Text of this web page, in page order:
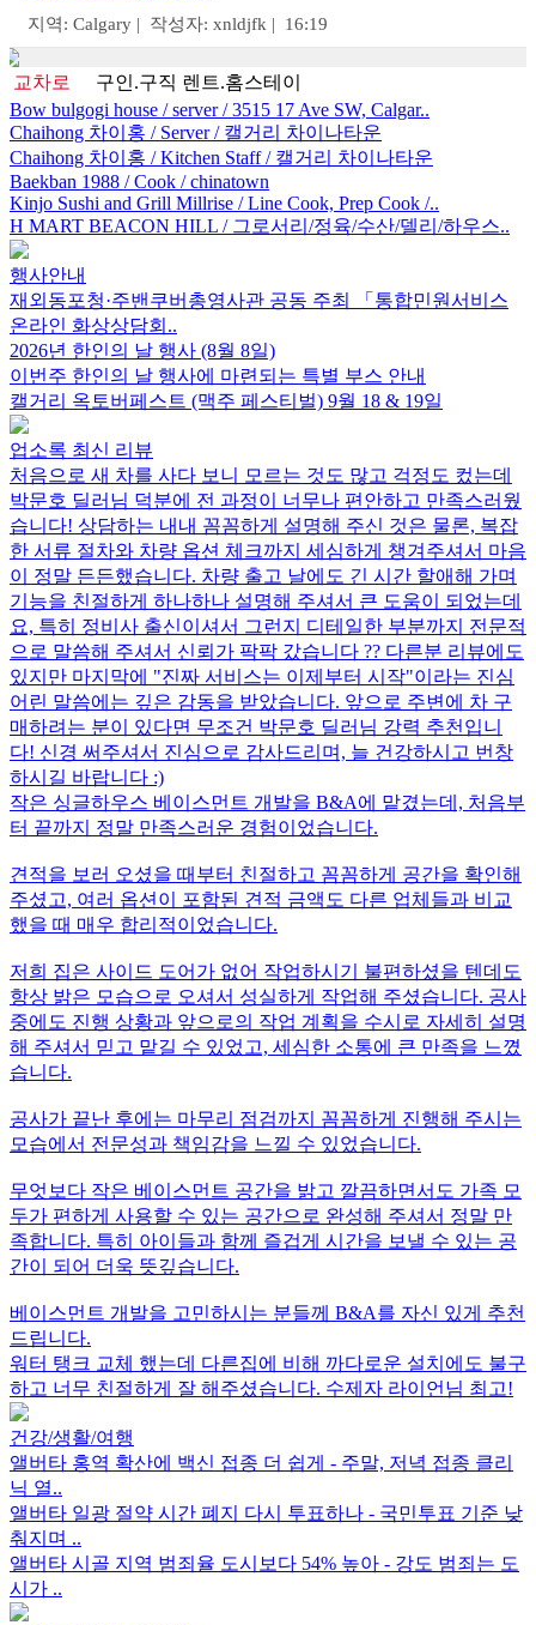
지역: Calgary | 작성자: xnldjfk | 16:19
교차로 구인.구직 렌트.홈스테이
Bow bulgogi house / server / 3515 17 Ave SW, Calgar..
Chaihong 차이홍 / Server / 캘거리 차이나타운
Chaihong 차이홍 / Kitchen Staff / 캘거리 차이나타운
Baekban 1988 / Cook / chinatown
Kinjo Sushi and Grill Millrise / Line Cook, Prep Cook /..
H MART BEACON HILL / 그로서리/정육/수산/델리/하우스..
행사안내
재외동포청·주밴쿠버총영사관 공동 주최 「통합민원서비스
온라인 화상상담회..
2026년 한인의 날 행사 (8월 8일)
이번주 한인의 날 행사에 마련되는 특별 부스 안내
캘거리 옥토버페스트 (맥주 페스티벌) 9월 18 & 19일
업소록 최신 리뷰
처음으로 새 차를 사다 보니 모르는 것도 많고 걱정도 컸는데
박문호 딜러님 덕분에 전 과정이 너무나 편안하고 만족스러웠
습니다! 상담하는 내내 꼼꼼하게 설명해 주신 것은 물론, 복잡
한 서류 절차와 차량 옵션 체크까지 세심하게 챙겨주셔서 마음
이 정말 든든했습니다. 차량 출고 날에도 긴 시간 할애해 가며
기능을 친절하게 하나하나 설명해 주셔서 큰 도움이 되었는데
요, 특히 정비사 출신이셔서 그런지 디테일한 부분까지 전문적
으로 말씀해 주셔서 신뢰가 팍팍 갔습니다 ?? 다른분 리뷰에도
있지만 마지막에 "진짜 서비스는 이제부터 시작"이라는 진심
어린 말씀에는 깊은 감동을 받았습니다. 앞으로 주변에 차 구
매하려는 분이 있다면 무조건 박문호 딜러님 강력 추천입니
다! 신경 써주셔서 진심으로 감사드리며, 늘 건강하시고 번창
하시길 바랍니다 :)
작은 싱글하우스 베이스먼트 개발을 B&A에 맡겼는데, 처음부
터 끝까지 정말 만족스러운 경험이었습니다.
견적을 보러 오셨을 때부터 친절하고 꼼꼼하게 공간을 확인해
주셨고, 여러 옵션이 포함된 견적 금액도 다른 업체들과 비교
했을 때 매우 합리적이었습니다.
저희 집은 사이드 도어가 없어 작업하시기 불편하셨을 텐데도
항상 밝은 모습으로 오셔서 성실하게 작업해 주셨습니다. 공사
중에도 진행 상황과 앞으로의 작업 계획을 수시로 자세히 설명
해 주셔서 믿고 맡길 수 있었고, 세심한 소통에 큰 만족을 느꼈
습니다.
공사가 끝난 후에는 마무리 점검까지 꼼꼼하게 진행해 주시는
모습에서 전문성과 책임감을 느낄 수 있었습니다.
무엇보다 작은 베이스먼트 공간을 밝고 깔끔하면서도 가족 모
두가 편하게 사용할 수 있는 공간으로 완성해 주셔서 정말 만
족합니다. 특히 아이들과 함께 즐겁게 시간을 보낼 수 있는 공
간이 되어 더욱 뜻깊습니다.
베이스먼트 개발을 고민하시는 분들께 B&A를 자신 있게 추천
드립니다.
워터 탱크 교체 했는데 다른집에 비해 까다로운 설치에도 불구
하고 너무 친절하게 잘 해주셨습니다. 수제자 라이언님 최고!
건강/생활/여행
앨버타 홍역 확산에 백신 접종 더 쉽게 - 주말, 저녁 접종 클리
닉 열..
앨버타 일광 절약 시간 폐지 다시 투표하나 - 국민투표 기준 낮
춰지며 ..
앨버타 시골 지역 범죄율 도시보다 54% 높아 - 강도 범죄는 도
시가 ..